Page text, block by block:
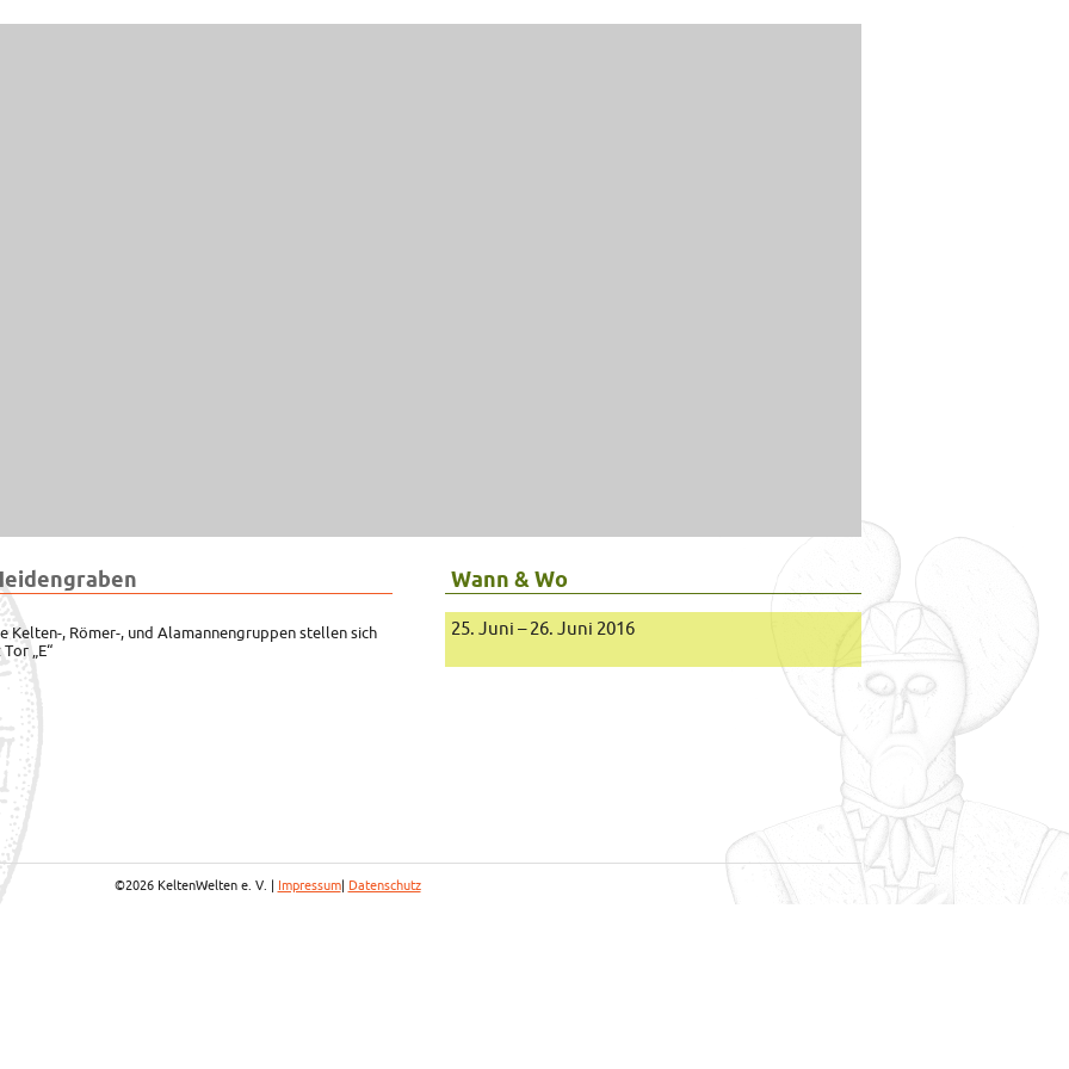
Kelten-, Römer-, und Alamannengruppen stellen sich
„E“
Wann & Wo
25. Juni – 26. Juni 2016
©2026 KeltenWelten e. V. | Impressum| Datenschutz